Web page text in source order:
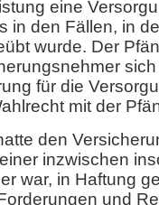
eine
in den Fällen, in
wurde. Der
für die
mit der
den
inzwischen
war, in Haftung
und